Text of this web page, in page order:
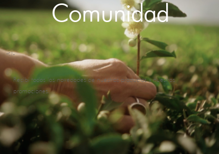
Comunidad
<!-
Recibí todas las novedades de nuestros productos y nuestras
promociones.